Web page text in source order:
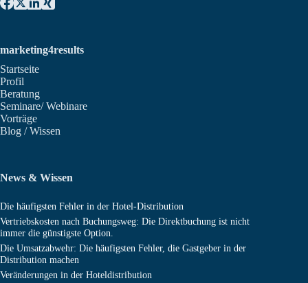
marketing4results
Startseite
Profil
Beratung
Seminare/ Webinare
Vorträge
Blog / Wissen
News & Wissen
Die häufigsten Fehler in der Hotel-Distribution
Vertriebskosten nach Buchungsweg: Die Direktbuchung ist nicht
immer die günstigste Option.
Die Umsatzabwehr: Die häufigsten Fehler, die Gastgeber in der
Distribution machen
Veränderungen in der Hoteldistribution